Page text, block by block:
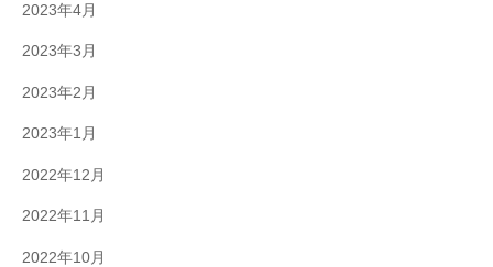
2023年4月
2023年3月
2023年2月
2023年1月
2022年12月
2022年11月
2022年10月